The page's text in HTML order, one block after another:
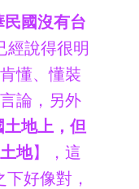
民國沒有台
經說得很明
懂、懂裝
論，另外
地上，但
地】
，這
好像對，